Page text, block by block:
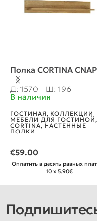
Полка CORTINA
Д: 1570
Ш: 196
В наличии
ГОСТИНАЯ, КОЛЛЕКЦИИ
МЕБЕЛИ ДЛЯ ГОСТИНОЙ,
CORTINA, НАСТЕННЫЕ
ПОЛКИ
€59.00
Оплатить в десять равных
10 x 5.90€